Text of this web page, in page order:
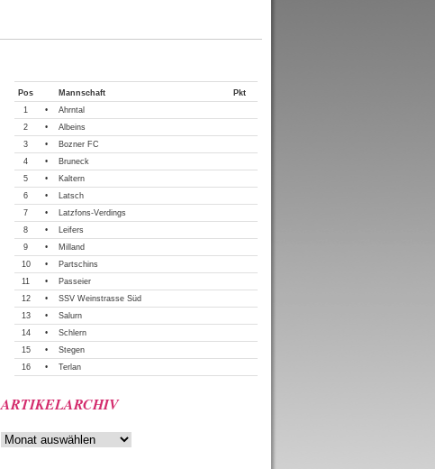
Pos Mannschaft
Pkt
1
•
Ahrntal
2
•
Albeins
3
•
Bozner FC
4
•
Bruneck
5
•
Kaltern
6
•
Latsch
7
•
Latzfons-Verdings
8
•
Leifers
9
•
Milland
10
•
Partschins
11
•
Passeier
12
•
SSV Weinstrasse Süd
13
•
Salurn
14
•
Schlern
15
•
Stegen
16
• Terlan
ARTIKELARCHIV
Artikelarchiv